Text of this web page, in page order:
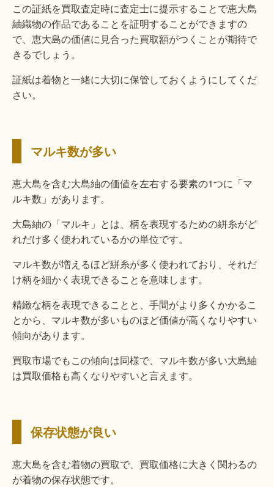
この証紙を買取査定時に査定士に提示することで恵大島
紬織物の作品であることを証明することができますの
で、恵大島の価値に見合った買取額がつくことが期待で
きるでしょう。
証紙は着物と一緒に大切に保管しておくようにしてくだ
さい。
マルキ数が多い
恵大島を含む大島紬の価値を左右する要素の1つに「マ
ルキ数」があります。
大島紬の「マルキ」とは、柄を表現するための絣糸がど
れだけ多く使われているかの単位です。
マルキ数が増えるほど絣糸が多く使われており、それだ
け柄を細かく表現できることを意味します。
精緻な柄を表現できることと、手間がより多くかかるこ
とから、マルキ数が多いものほど価値が高くなりやすい
傾向があります。
買取市場でもこの傾向は同様で、マルキ数が多い大島紬
は買取価格も高くなりやすいと言えます。
保存状態が良い
恵大島を含む着物の買取で、買取価格に大きく関わるの
が着物の保存状態です。